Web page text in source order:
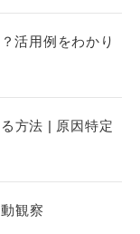
活用例をわかり
方法 | 原因特定
観察